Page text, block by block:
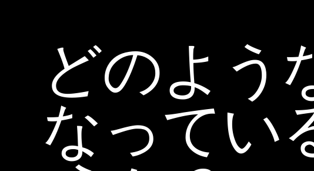
どのよう
なってい